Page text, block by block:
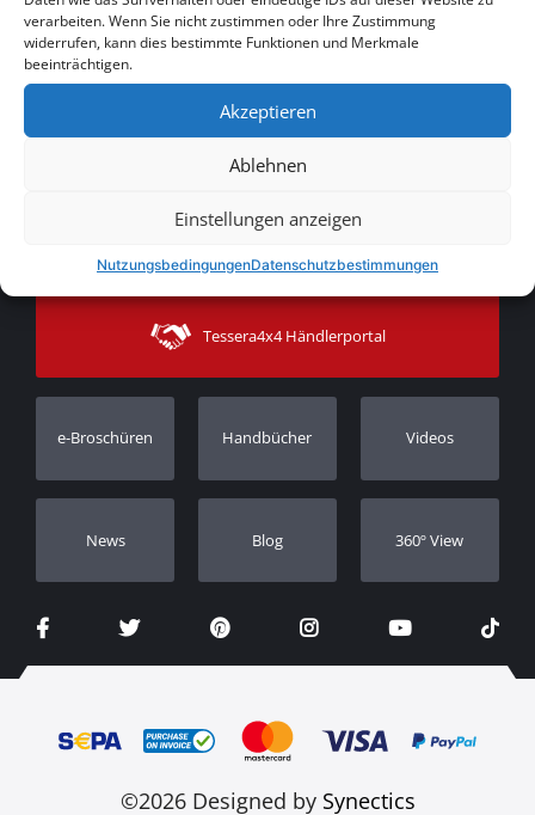
verarbeiten. Wenn Sie nicht zustimmen oder Ihre Zustimmung
widerrufen, kann dies bestimmte Funktionen und Merkmale
beeinträchtigen.
Akzeptieren
Ablehnen
Einstellungen anzeigen
NutzungsbedingungenDatenschutzbestimmungen
Allgemeine Geschäftsbedingungen
Sehen Sie unsere Nachrichten
Sitemap
Zahlungsarten
Versandarten
KUNDENBETREUUNG
Kontakt
Kundendienst
Bestellung verfolgen
Händler
Tessera4x4 Händlerportal
e-Broschüren Handbücher Videos
Νews Blog 360º View
©2026 Designed by Synectics